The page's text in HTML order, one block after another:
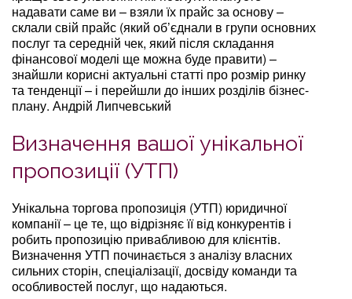
надавати саме ви – взяли їх прайс за основу –
склали свій прайс (який об’єднали в групи основних
послуг та середній чек, який після складання
фінансової моделі ще можна буде правити) –
знайшли корисні актуальні статті про розмір ринку
та тенденції – і перейшли до інших розділів бізнес-
плану. Андрій Липчевський
Визначення вашої унікальної
пропозиції (УТП)
Унікальна торгова пропозиція (УТП) юридичної
компанії – це те, що відрізняє її від конкурентів і
робить пропозицію привабливою для клієнтів.
Визначення УТП починається з аналізу власних
сильних сторін, спеціалізації, досвіду команди та
особливостей послуг, що надаються.